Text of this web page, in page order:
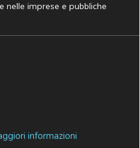
imprese e pubbliche
informazioni